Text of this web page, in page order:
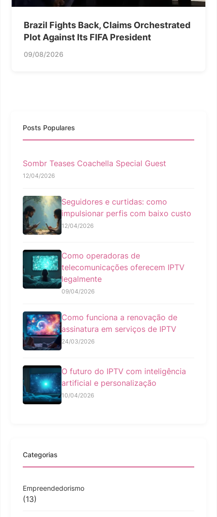
Brazil Fights Back, Claims Orchestrated
Plot Against Its FIFA President
09/08/2026
Posts Populares
Sombr Teases Coachella Special Guest
12/04/2026
Seguidores e curtidas: como
impulsionar perfis com baixo custo
12/04/2026
Como operadoras de
telecomunicações oferecem IPTV
legalmente
09/04/2026
Como funciona a renovação de
assinatura em serviços de IPTV
24/03/2026
O futuro do IPTV com inteligência
artificial e personalização
10/04/2026
Categorias
Empreendedorismo
(13)